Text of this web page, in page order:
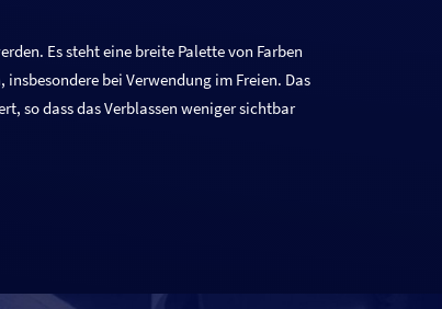
Es steht eine breite Palette von Farben
bei Verwendung im Freien. Das
so dass das Verblassen weniger sichtbar